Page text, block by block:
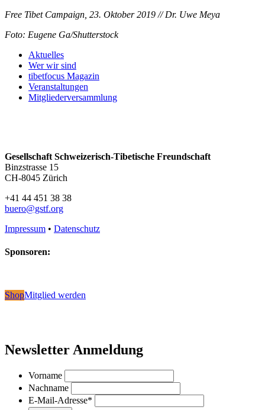
Free Tibet Campaign, 23. Oktober 2019 // Dr. Uwe Meya
Foto: Eugene Ga/Shutterstock
Aktuelles
Wer wir sind
tibetfocus Magazin
Veranstaltungen
Mitgliederversammlung
Gesellschaft Schweizerisch-Tibetische Freundschaft
Binzstrasse 15
CH-8045 Zürich
+41 44 451 38 38
buero@gstf.org
Impressum • Datenschutz
Sponsoren:
ShopMitglied werden
Newsletter Anmeldung
Vorname
Nachname
E-Mail-Adresse*